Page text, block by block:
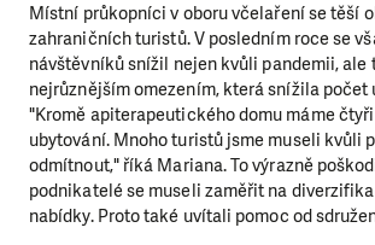
Místní průkopníci v oboru včelaření se těší
zahraničních turistů. V posledním roce se
návštěvníků snížil nejen kvůli pandemii, ale
nejrůznějším omezením, která snížila počet
"Kromě apiterapeutického domu máme
ubytování. Mnoho turistů jsme museli kvůli
odmítnout," říká Mariana. To výrazně
podnikatelé se museli zaměřit na
nabídky. Proto také uvítali pomoc od